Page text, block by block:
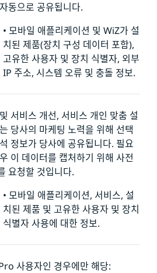
동으로 공유됩니다.
• 모바일 애플리케이션 및 WiZ가 설
치된 제품(장치 구성 데이터 포함),
고유한 사용자 및 장치 식별자, 외부
IP 주소, 시스템 오류 및 충돌 정보.
서비스 개선, 서비스 개인 맞춤 설
당사의 마케팅 노력을 위해 선택
정보가 당사에 공유됩니다. 필요
이 데이터를 캡처하기 위해 사전
요청할 것입니다.
• 모바일 애플리케이션, 서비스, 설
치된 제품 및 고유한 사용자 및 장치
식별자 사용에 대한 정보.
사용자인 경우에만 해당: